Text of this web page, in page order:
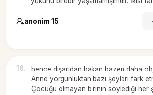
anonim 15
16.
bence dışarıdan bakan bazen daha
Anne yorgunluktan bazı şeyleri fark
Çocuğu olmayan birinin söylediği her